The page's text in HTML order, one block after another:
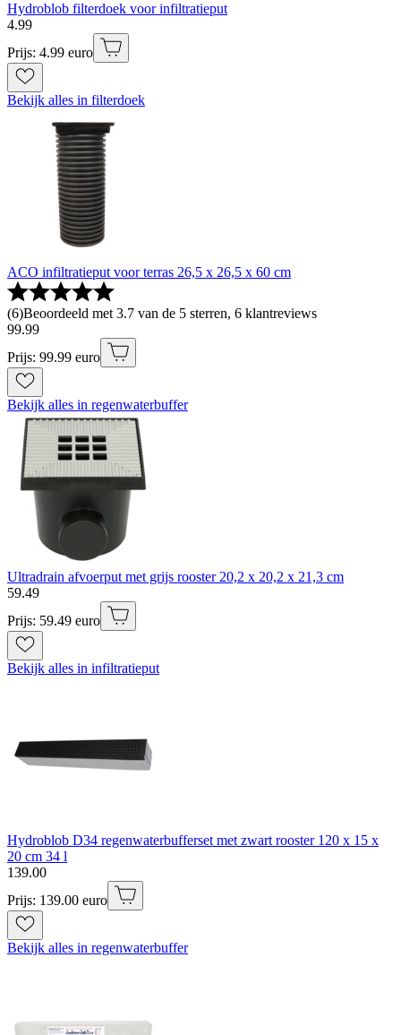
Hydroblob filterdoek voor infiltratieput
4.99
Prijs: 4.99 euro
Bekijk alles in filterdoek
ACO infiltratieput voor terras 26,5 x 26,5 x 60 cm
(6)Beoordeeld met 3.7 van de 5 sterren, 6 klantreviews
99.99
Prijs: 99.99 euro
Bekijk alles in regenwaterbuffer
Ultradrain afvoerput met grijs rooster 20,2 x 20,2 x 21,3 cm
59.49
Prijs: 59.49 euro
Bekijk alles in infiltratieput
Hydroblob D34 regenwaterbufferset met zwart rooster 120 x 15 x
20 cm 34 l
139.00
Prijs: 139.00 euro
Bekijk alles in regenwaterbuffer